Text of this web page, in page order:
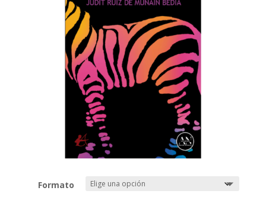
Formato